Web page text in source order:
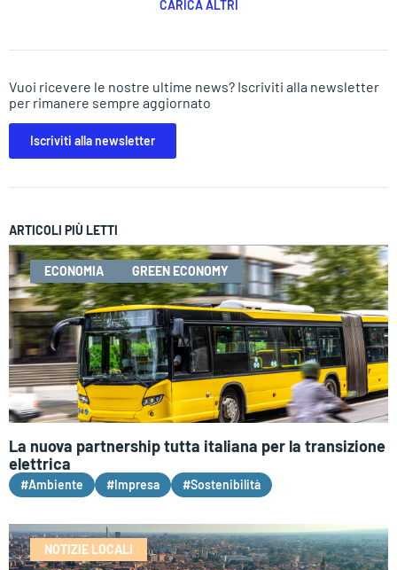
CARICA ALTRI
Vuoi ricevere le nostre ultime news? Iscriviti alla newsletter
per rimanere sempre aggiornato
Iscriviti alla newsletter
ARTICOLI PIÙ LETTI
ECONOMIA GREEN ECONOMY
La nuova partnership tutta italiana per la transizione
elettrica
#Ambiente #Impresa #Sostenibilità
NOTIZIE LOCALI